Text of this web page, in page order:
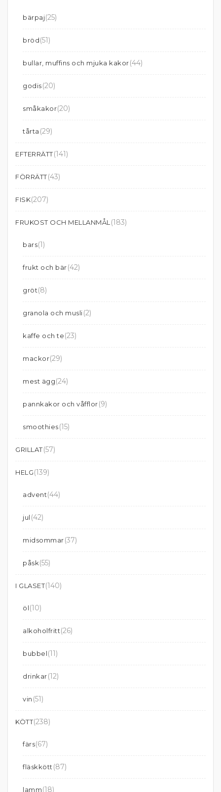
bärpaj(25)
bröd(51)
bullar, muffins och mjuka kakor(44)
godis(20)
småkakor(20)
tårta (29)
EFTERRÄTT(141)
FÖRRÄTT(43)
FISK(207)
FRUKOST OCH MELLANMÅL (183)
bars(1)
frukt och bär(42)
gröt(8)
granola och musli(2)
kaffe och te(23)
mackor(29)
mest ägg(24)
pannkakor och våfflor(9)
smoothies(15)
GRILLAT(57)
HELG(139)
advent(44)
jul (42)
midsommar(37)
påsk(55)
I GLASET(140)
öl(10)
alkoholfritt(26)
bubbel(11)
drinkar(12)
vin (51)
KÖTT(238)
färs(67)
fläskkött (87)
lamm(18)